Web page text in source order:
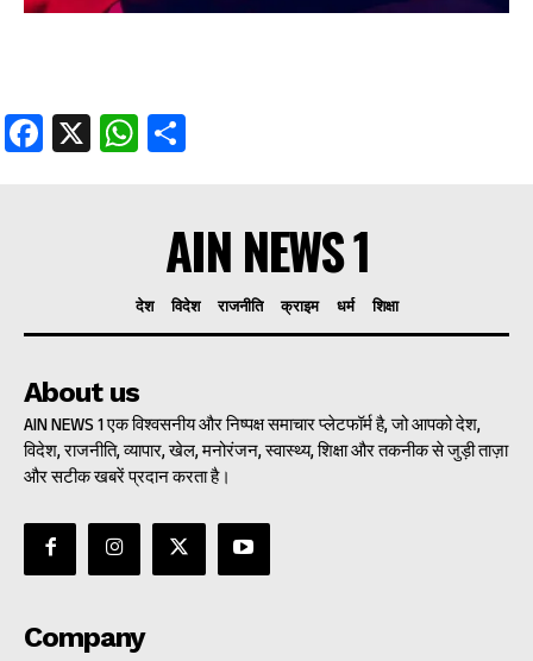
Facebook
X WhatsApp
AIN NEWS 1
देश विदेश राजनीति क्राइम धर्म शिक्षा
About us
AIN NEWS 1 एक विश्वसनीय और निष्पक्ष समाचार प्लेटफॉर्म है, जो आपको देश,
विदेश, राजनीति, व्यापार, खेल, मनोरंजन, स्वास्थ्य, शिक्षा और तकनीक से जुड़ी ताज़ा
और सटीक खबरें प्रदान करता है।
Company